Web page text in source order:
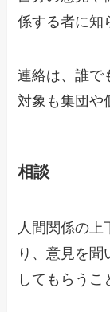
係する者に知
連絡は、誰で
対象も集団や
相談
人間関係の
り、意見を
してもらうこ